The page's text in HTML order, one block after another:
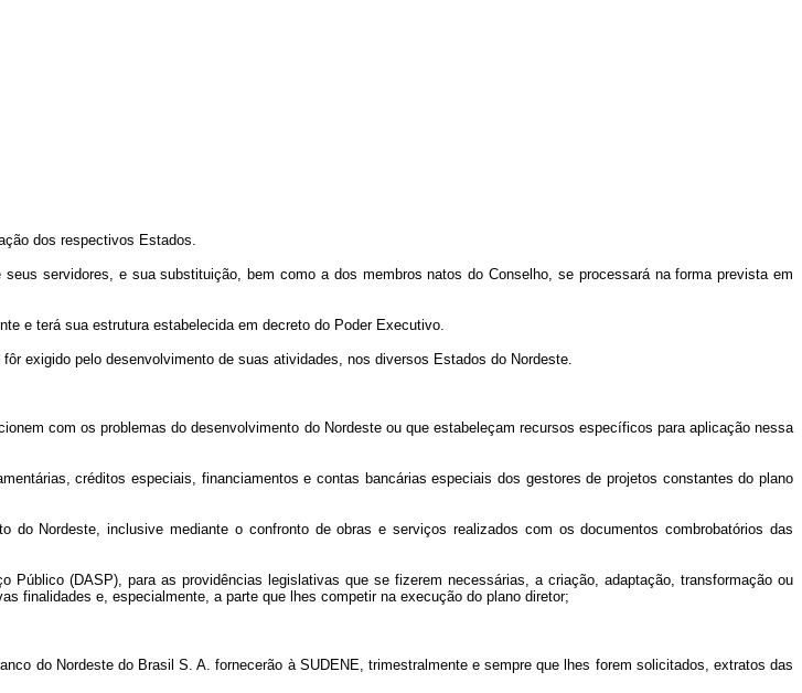
dos respectivos Estados.
servidores, e sua substituição, bem como a dos membros natos do Conselho, se processará na forma prevista em
e terá sua estrutura estabelecida em decreto do Poder Executivo.
pelo desenvolvimento de suas atividades, nos diversos Estados do Nordeste.
com os problemas do desenvolvimento do Nordeste ou que estabeleçam recursos específicos para aplicação nessa
créditos especiais, financiamentos e contas bancárias especiais dos gestores de projetos constantes do plano
inclusive mediante o confronto de obras e serviços realizados com os documentos combrobatórios das
(DASP), para as providências legislativas que se fizerem necessárias, a criação, adaptação, transformação ou
finalidades e, especialmente, a parte que lhes competir na execução do plano diretor;
do Nordeste do Brasil S. A. fornecerão à SUDENE, trimestralmente e sempre que lhes forem solicitados, extratos das